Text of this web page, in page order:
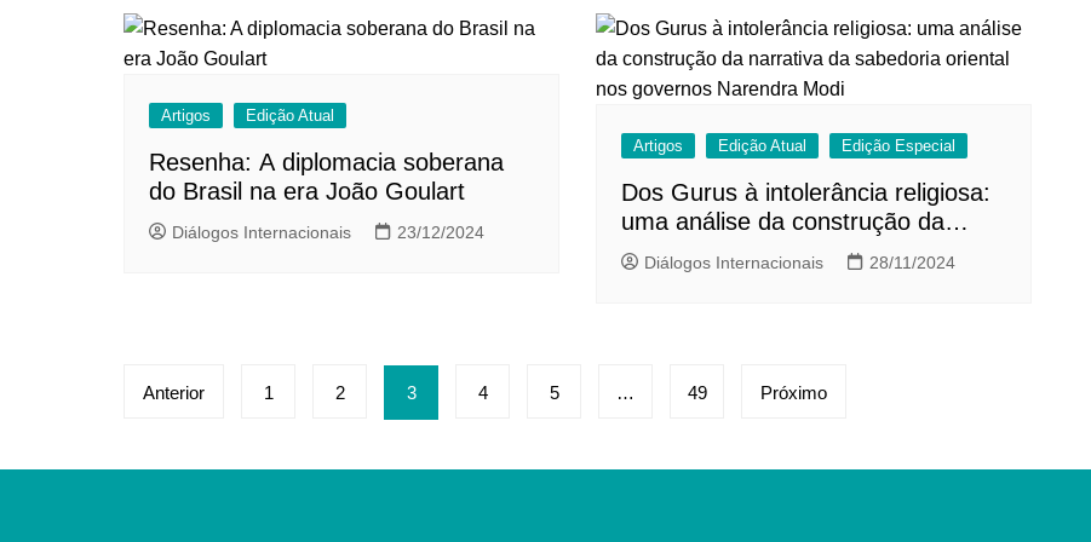
Artigos Edição Atual
Resenha: A diplomacia soberana
do Brasil na era João Goulart
Diálogos Internacionais 23/12/2024
Artigos Edição Atual Edição Especial
Dos Gurus à intolerância religiosa:
uma análise da construção da
narrativa da sabedoria oriental nos
governos Narendra Modi
Diálogos Internacionais 28/11/2024
Paginação
posts
Anterior 1 2 3 4 5 … 49 Próximo